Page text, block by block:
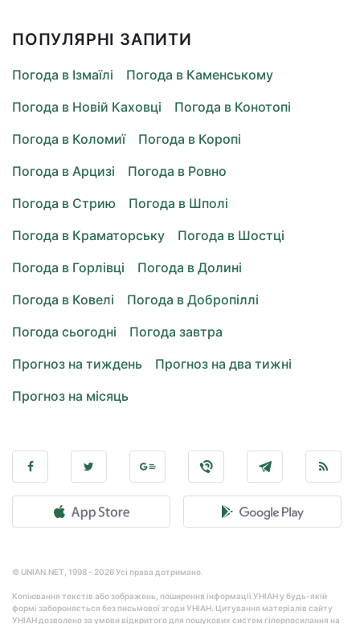
ПОПУЛЯРНІ ЗАПИТИ
Погода в Ізмаїлі
Погода в Каменському
Погода в Новій Каховці
Погода в Конотопі
Погода в Коломиї
Погода в Коропі
Погода в Арцизі
Погода в Ровно
Погода в Стрию
Погода в Шполі
Погода в Краматорську
Погода в Шостці
Погода в Горлівці
Погода в Долині
Погода в Ковелі
Погода в Добропіллі
Погода сьогодні
Погода завтра
Прогноз на тиждень
Прогноз на два тижні
Прогноз на місяць
© UNIAN.NET, 1998 - 2026 Усі права дотримано.
Копіювання текстів або зображень, поширення інформації УНІАН у будь-якій
формі забороняється без письмової згоди УНІАН. Цитування матеріалів сайту
УНІАН дозволено за умови відкритого для пошукових систем гіперпосилання на